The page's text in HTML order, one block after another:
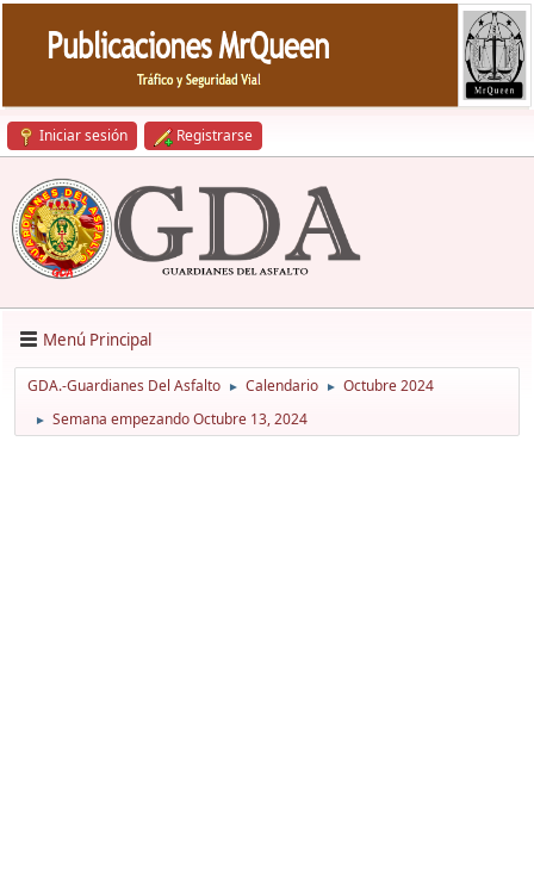
Iniciar sesión Registrarse
Menú Principal
GDA.-Guardianes Del Asfalto ► Calendario ► Octubre 2024
► Semana empezando Octubre 13, 2024